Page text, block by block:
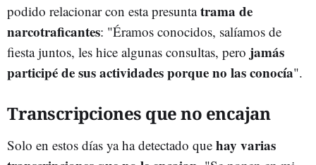
podido relacionar con esta presuntatrama de
narcotraficantes: "Éramos conocidos, salíamos de
fiesta juntos, les hice algunas consultas, pero jamás
participé de sus actividades porque no las conocía".
Transcripciones que no encajan
Solo en estos días ya ha detectado que hay varias